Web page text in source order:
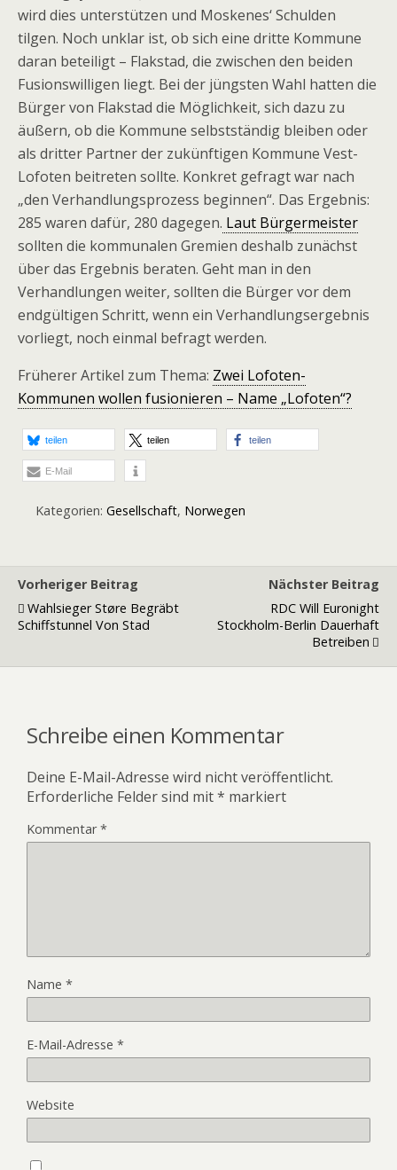
wird dies unterstützen und Moskenes‘ Schulden
tilgen. Noch unklar ist, ob sich eine dritte Kommune
daran beteiligt – Flakstad, die zwischen den beiden
Fusionswilligen liegt. Bei der jüngsten Wahl hatten die
Bürger von Flakstad die Möglichkeit, sich dazu zu
äußern, ob die Kommune selbstständig bleiben oder
als dritter Partner der zukünftigen Kommune Vest-
Lofoten beitreten sollte. Konkret gefragt war nach
„den Verhandlungsprozess beginnen“. Das Ergebnis:
285 waren dafür, 280 dagegen. Laut Bürgermeister
sollten die kommunalen Gremien deshalb zunächst
über das Ergebnis beraten. Geht man in den
Verhandlungen weiter, sollten die Bürger vor dem
endgültigen Schritt, wenn ein Verhandlungsergebnis
vorliegt, noch einmal befragt werden.
Früherer Artikel zum Thema: Zwei Lofoten-
Kommunen wollen fusionieren – Name „Lofoten“?
teilen teilen teilen
E-Mail
Kategorien: Gesellschaft, Norwegen
Vorheriger Beitrag
Wahlsieger Støre Begräbt
Schiffstunnel Von Stad
Nächster Beitrag
RDC Will Euronight
Stockholm-Berlin Dauerhaft
Betreiben
Schreibe einen Kommentar
Deine E-Mail-Adresse wird nicht veröffentlicht.
Erforderliche Felder sind mit* markiert
Kommentar*
Name *
E-Mail-Adresse *
Website